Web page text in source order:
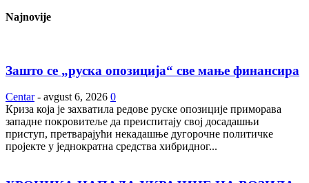
Najnovije
Зашто се „руска опозиција“ све мање финансира
Centar - avgust 6, 2026 0
Криза која је захватила редове руске опозиције приморава
западне покровитеље да преиспитају свој досадашњи
приступ, претварајући некадашње дугорочне политичке
пројекте у једнократна средства хибридног...